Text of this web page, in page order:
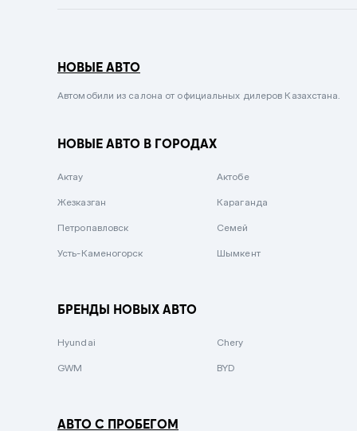
Сиреневый металлик
Вишневый
Зеленый металлик
НОВЫЕ АВТО
Автомобили из салона от официальных дилеров Казахстана.
НОВЫЕ АВТО В ГОРОДАХ
Актау Актобе
Жезказган Караганда
Петропавловск Семей
Усть-Каменогорск Шымкент
БРЕНДЫ НОВЫХ АВТО
Hyundai Chery
GWM BYD
АВТО С ПРОБЕГОМ